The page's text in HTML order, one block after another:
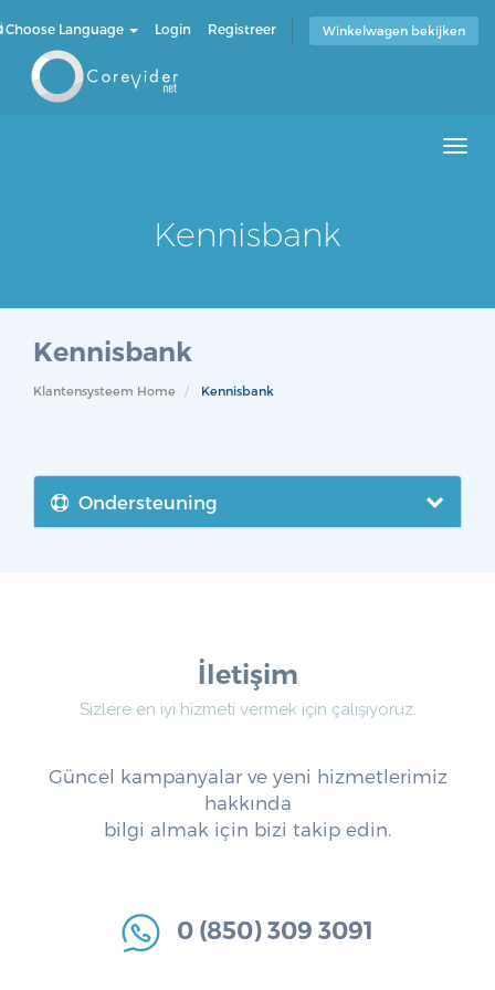
Choose Language Login Registreer Winkelwagen bekijken
Kennisbank
Kennisbank
Klantensysteem Home Kennisbank
Ondersteuning
İletişim
Sizlere en iyi hizmeti vermek için çalışıyoruz.
Güncel kampanyalar ve yeni hizmetlerimiz
hakkında
bilgi almak için bizi takip edin.
0 (850) 309 3091